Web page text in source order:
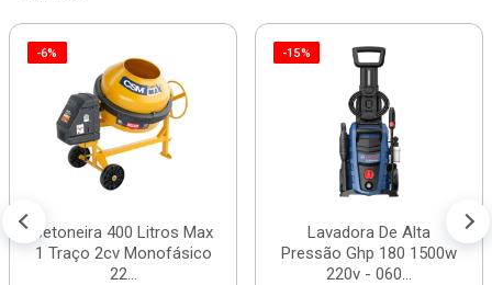
-6%
Betoneira 400 Litros Max
1 Traço 2cv Monofásico
22...
-15%
Lavadora De Alta
Pressão Ghp 180 1500w
220v - 060...